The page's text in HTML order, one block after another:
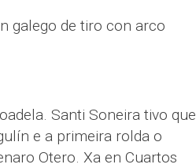
galego de tiro con arco
Santi Soneira tivo que
e a primeira rolda o
Otero. Xa en Cuartos